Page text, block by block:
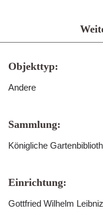
Objekttyp:
Andere
Sammlung:
Königliche
Einrichtung:
Gottfried Wilhelm